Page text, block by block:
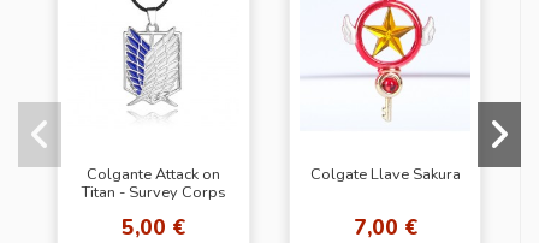
Colgante Attack on
Titan - Survey Corps
5,00 €
Colgate Llave Sakura
7,00 €